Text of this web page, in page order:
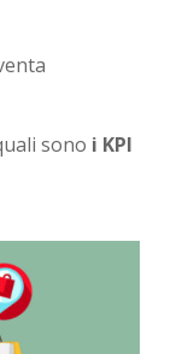
sono i KPI